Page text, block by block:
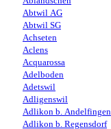
Abtwil AG
Abtwil SG
Achseten
Aclens
Acquarossa
Adelboden
Adetswil
Adligenswil
Adlikon b. Andelfingen
Adlikon b. Regensdorf